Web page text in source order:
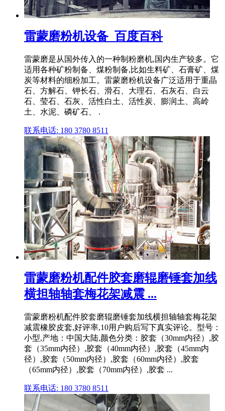
雷蒙磨粉机设备_百度百科
雷蒙磨是从国外传入的一种制粉磨机,国内生产较多。它
适用各种矿粉制备、煤粉制备,比如生料矿、石膏矿、煤
炭等材料的细粉加工。雷蒙磨粉机设备广泛适用于重晶
石、方解石、钾长石、滑石、大理石、石灰石、白云
石、莹石、石灰、活性白土、活性炭、膨润土、高岭
土、水泥、磷矿石、 .
联系电话: 180 3780 8511
雷蒙磨粉机配件胶套磨辊磨锤套加线
横担轴轴套梅花架减震 ...
雷蒙磨粉机配件胶套磨辊磨锤套加线横担轴轴套梅花架
减震橡胶皮套,好评率,10用户购后写下真实评论。型号：
小型,产地：中国大陆,颜色分类：胶套（30mm内径）,胶
套（35mm内径）,胶套（40mm内径）,胶套（45mm内
径）,胶套（50mm内径）,胶套（60mm内径）,胶套
（65mm内径）,胶套（70mm内径）,胶套 ...
联系电话: 180 3780 8511